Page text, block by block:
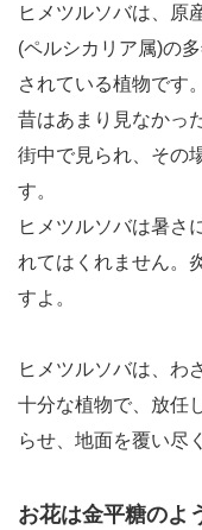
ヒメツルソバは、原
(ペルシカリア属)の
されている植物です。
昔はあまり見なかっ
街中で見られ、その
す。
ヒメツルソバは暑さ
れてはくれません。
すよ。
ヒメツルソバは、わ
十分な植物で、放任
らせ、地面を覆い尽
お花は金平糖のよ